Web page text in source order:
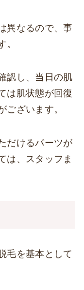
異なるので、事
。
認し、当日の肌
は肌状態が回復
ございます。
だけるパーツが
は、スタッフま
毛を基本として